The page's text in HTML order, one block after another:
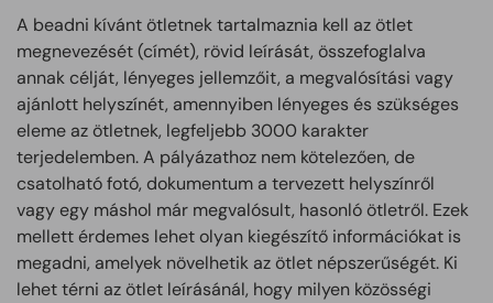
A beadni kívánt ötletnek tartalmaznia kell az ötlet
megnevezését (címét), rövid leírását, összefoglalva
annak célját, lényeges jellemzőit, a megvalósítási vagy
ajánlott helyszínét, amennyiben lényeges és szükséges
eleme az ötletnek, legfeljebb 3000 karakter
terjedelemben. A pályázathoz nem kötelezően, de
csatolható fotó, dokumentum a tervezett helyszínről
vagy egy máshol már megvalósult, hasonló ötletről. Ezek
mellett érdemes lehet olyan kiegészítő információkat is
megadni, amelyek növelhetik az ötlet népszerűségét. Ki
lehet térni az ötlet leírásánál, hogy milyen közösségi